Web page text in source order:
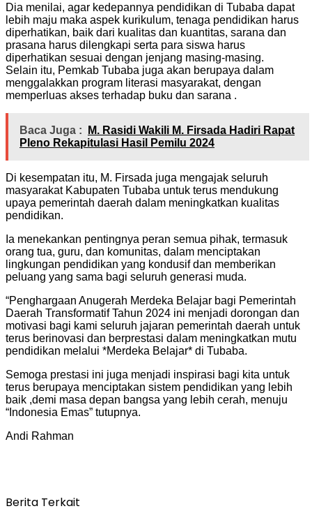
Dia menilai, agar kedepannya pendidikan di Tubaba dapat
lebih maju maka aspek kurikulum, tenaga pendidikan harus
diperhatikan, baik dari kualitas dan kuantitas, sarana dan
prasana harus dilengkapi serta para siswa harus
diperhatikan sesuai dengan jenjang masing-masing.
Selain itu, Pemkab Tubaba juga akan berupaya dalam
menggalakkan program literasi masyarakat, dengan
memperluas akses terhadap buku dan sarana .
Baca Juga :
M. Rasidi Wakili M. Firsada Hadiri Rapat
Pleno Rekapitulasi Hasil Pemilu 2024
Di kesempatan itu, M. Firsada juga mengajak seluruh
masyarakat Kabupaten Tubaba untuk terus mendukung
upaya pemerintah daerah dalam meningkatkan kualitas
pendidikan.
Ia menekankan pentingnya peran semua pihak, termasuk
orang tua, guru, dan komunitas, dalam menciptakan
lingkungan pendidikan yang kondusif dan memberikan
peluang yang sama bagi seluruh generasi muda.
“Penghargaan Anugerah Merdeka Belajar bagi Pemerintah
Daerah Transformatif Tahun 2024 ini menjadi dorongan dan
motivasi bagi kami seluruh jajaran pemerintah daerah untuk
terus berinovasi dan berprestasi dalam meningkatkan mutu
pendidikan melalui *Merdeka Belajar* di Tubaba.
Semoga prestasi ini juga menjadi inspirasi bagi kita untuk
terus berupaya menciptakan sistem pendidikan yang lebih
baik ,demi masa depan bangsa yang lebih cerah, menuju
“Indonesia Emas” tutupnya.
Andi Rahman
Berita Terkait